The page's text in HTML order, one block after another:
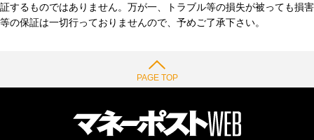
証するものではありません。万が一、トラブル等の損失が被っても損害
等の保証は一切行っておりませんので、予めご了承下さい。
PAGE TOP